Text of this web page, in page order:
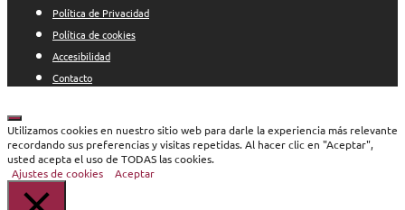
Política de Privacidad
Política de cookies
Accesibilidad
Contacto
Cerrar
Utilizamos cookies en nuestro sitio web para darle la experiencia más relevante
recordando sus preferencias y visitas repetidas. Al hacer clic en "Aceptar",
usted acepta el uso de TODAS las cookies.
Ajustes de cookies
Aceptar